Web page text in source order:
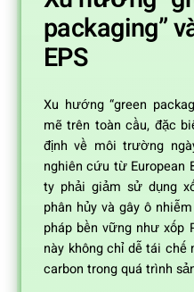
packaging”
EPS
Xu hướng “green
mẽ trên toàn cầu, đặc
định về môi trường
nghiên cứu từ European
ty phải giảm sử dụng
phân hủy và gây ô
pháp bền vững như xốp
này không chỉ dễ tái
carbon trong quá trình